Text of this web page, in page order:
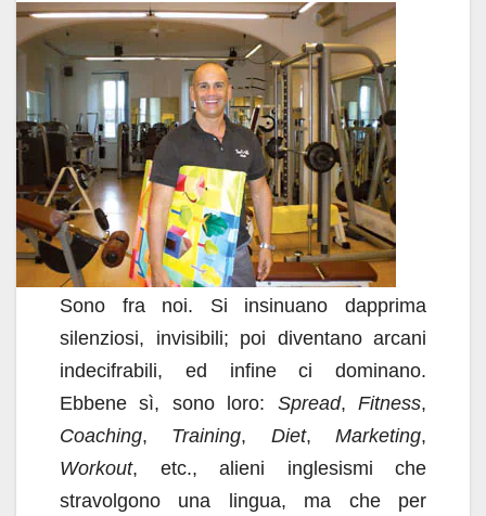
c
e
b
o
o
k
at
s
A
p
p
k
e
dI
n
ail n
di
vi
di
Sono fra noi. Si insinuano dapprima
silenziosi, invisibili; poi diventano arcani
indecifrabili, ed infine ci dominano.
Ebbene sì, sono loro: Spread,Fitness,
Coaching, Training, Diet,Marketing,
Workout, etc., alieni inglesismi che
stravolgono una lingua, ma che per